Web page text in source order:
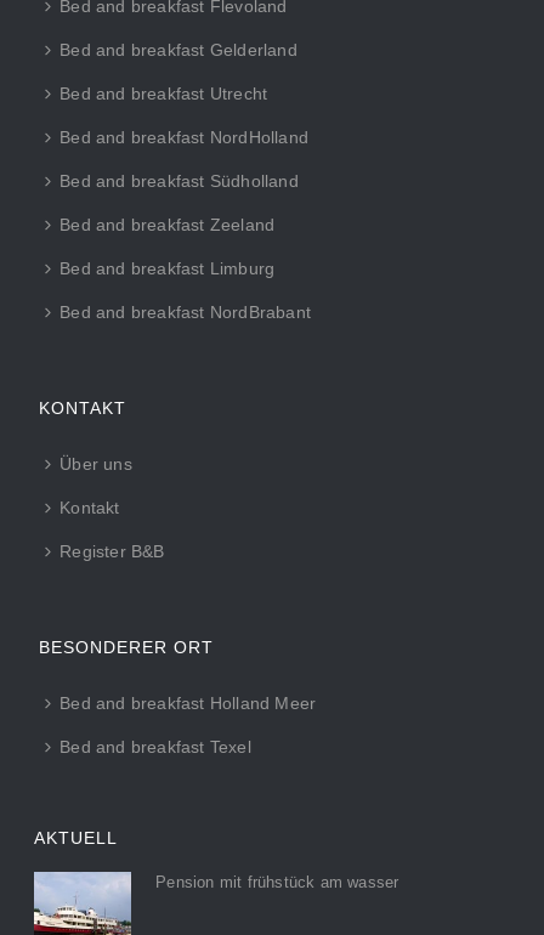
Bed and breakfast Flevoland
Bed and breakfast Gelderland
Bed and breakfast Utrecht
Bed and breakfast NordHolland
Bed and breakfast Südholland
Bed and breakfast Zeeland
Bed and breakfast Limburg
Bed and breakfast NordBrabant
KONTAKT
Über uns
Kontakt
Register B&B
BESONDERER ORT
Bed and breakfast Holland Meer
Bed and breakfast Texel
AKTUELL
Pension mit frühstück am wasser